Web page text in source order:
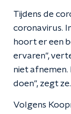
Tijdens de
coronavirus.
hoort er een
ervaren",
niet afnemen.
doen", zegt ze.
Volgens